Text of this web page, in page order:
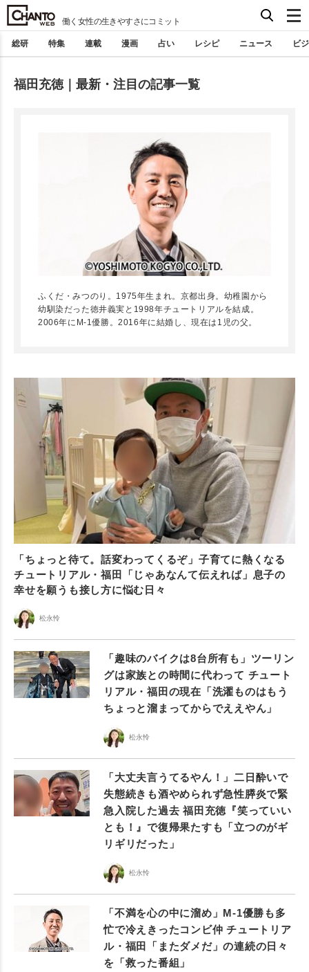
働く女性の生きやすさにコミット
総研 特集 連載 漫画 占い レシピ ニュース ビ
福田充徳｜最新・注目の記事一覧
ふくだ・みつのり。1975年生まれ。京都出身。幼稚園から
幼馴染だった徳井義実と1998年チュートリアルを結成。
2006年にM-1優勝。2016年に結婚し、現在は1児の父。
「ちょっと待て。話変わってくるぞ」子育てに熱くなる
チュートリアル・福田「じゃあなんて伝えれば」息子の
幸せを願うも接し方に悩む日々
松永怜
「趣味のバイクは8台所有も」ツーリン
グは家族との時間に代わって チュート
リアル・福田の現在「洗濯ものはもう
ちょっと溜まってからでええやん」
松永怜
「大丈夫言うてるやん！」二日酔いで
失態続きも酒やめられず急性膵炎で緊
急入院した過去 福田充徳『笑っていい
とも！』で復帰果たすも「立つのがギ
リギリだった」
松永怜
「不満を心の中に溜め」M-1優勝も多
忙で冷えきったコンビ仲 チュートリア
ル・福田「またダメだ」の連続の日々
を「救った番組」